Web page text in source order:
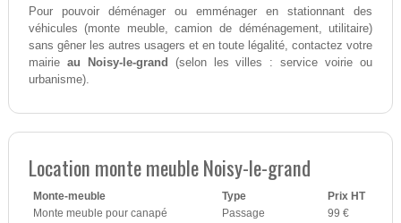
Pour pouvoir déménager ou emménager en stationnant des
véhicules (monte meuble, camion de déménagement, utilitaire)
sans gêner les autres usagers et en toute légalité, contactez votre
mairie au Noisy-le-grand
(selon les villes : service voirie ou
urbanisme).
Location monte meuble Noisy-le-grand
Monte-meuble Type
Prix HT
Monte meuble pour canapé
Passage
99 €